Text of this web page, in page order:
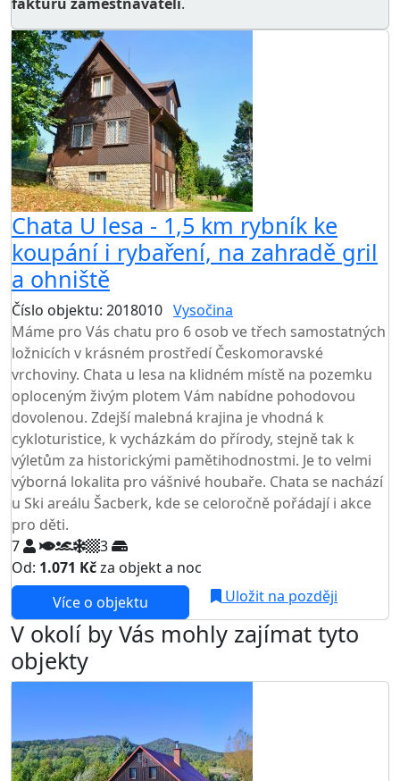
Chata U lesa - 1,5 km rybník ke
koupání i rybaření, na zahradě gril
a ohniště
Číslo objektu: 2018010 Vysočina
Máme pro Vás chatu pro 6 osob ve třech samostatných
ložnicích v krásném prostředí Českomoravské
vrchoviny. Chata u lesa na klidném místě na pozemku
oploceným živým plotem Vám nabídne pohodovou
dovolenou. Zdejší malebná krajina je vhodná k
cykloturistice, k vycházkám do přírody, stejně tak k
výletům za historickými pamětihodnostmi. Je to velmi
výborná lokalita pro vášnivé houbaře. Chata se nachází
u Ski areálu Šacberk, kde se celoročně pořádají i akce
pro děti.
7
3
Od: 1.071 Kčza objekt a noc
Více o objektu Uložit na později
V okolí by Vás mohly zajímat tyto
objekty